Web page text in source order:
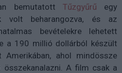
bemutatott Tűzgyűrű egy
volt beharangozva, és az
bevételekre lehetett
a 190 millió dollárból készült
ahol mindössze
A film csak a